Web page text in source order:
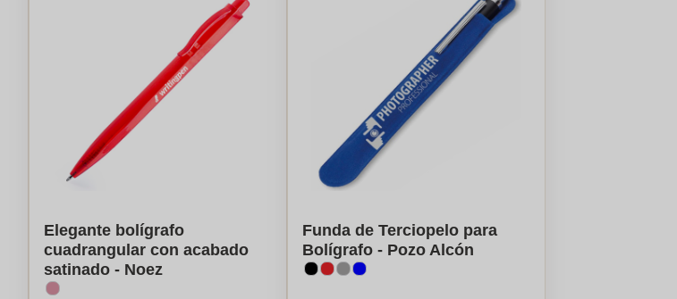
Elegante bolígrafo
cuadrangular con acabado
satinado - Noez
Funda de Terciopelo para
Bolígrafo - Pozo Alcón